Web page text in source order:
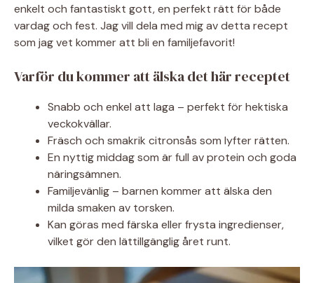
enkelt och fantastiskt gott, en perfekt rätt för både
vardag och fest. Jag vill dela med mig av detta recept
som jag vet kommer att bli en familjefavorit!
Varför du kommer att älska det här receptet
Snabb och enkel att laga – perfekt för hektiska
veckokvällar.
Fräsch och smakrik citronsås som lyfter rätten.
En nyttig middag som är full av protein och goda
näringsämnen.
Familjevänlig – barnen kommer att älska den
milda smaken av torsken.
Kan göras med färska eller frysta ingredienser,
vilket gör den lättillgänglig året runt.